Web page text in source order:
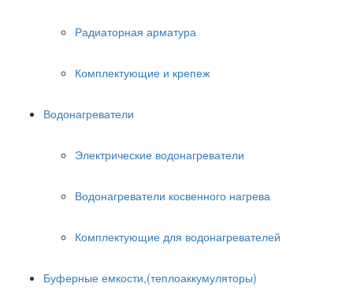
Радиаторная арматура
Комплектующие и крепеж
Водонагреватели
Электрические водонагреватели
Водонагреватели косвенного нагрева
Комплектующие для водонагревателей
Буферные емкости,(теплоаккумуляторы)